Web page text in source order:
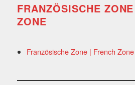
FRANZÖSISCHE
ZONE
Französische Zone | French Zone